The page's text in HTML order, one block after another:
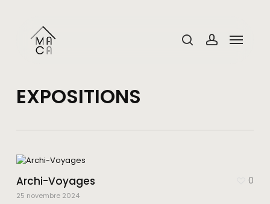
searchaccount
Menu
EXPOSITIONS
Archi-Voyages
25 novembre 2024
0